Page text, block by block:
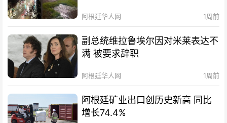
阿根廷华人网 1周前
副总统维拉鲁埃尔因对米莱表达不
满 被要求辞职
阿根廷华人网 1周前
阿根廷矿业出口创历史新高 同比
增长74.4%